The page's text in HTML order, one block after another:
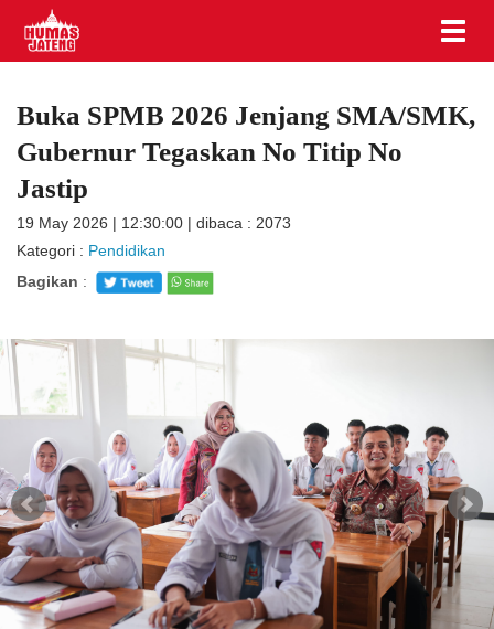
Buka SPMB 2026 Jenjang SMA/SMK,
Gubernur Tegaskan No Titip No
Jastip
19 May 2026 | 12:30:00 | dibaca : 2073
Kategori : Pendidikan
Bagikan :